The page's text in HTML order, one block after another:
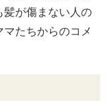
髪が傷まない人の
たちからのコメ